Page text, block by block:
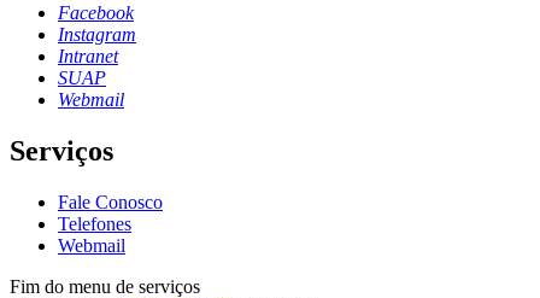
Facebook
Instagram
Intranet
SUAP
Webmail
Serviços
Fale Conosco
Telefones
Webmail
Fim do menu de serviços